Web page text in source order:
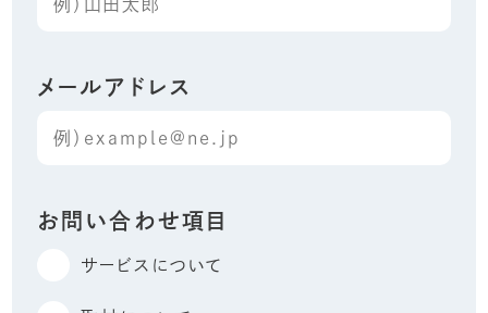
メールアドレス
お問い合わせ項目
サービスについて